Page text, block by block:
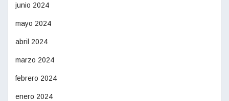
junio 2024
mayo 2024
abril 2024
marzo 2024
febrero 2024
enero 2024